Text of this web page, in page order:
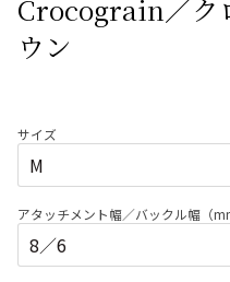
Crocograin／ク
ウン
サイズ
アタッチメント幅／バックル幅（